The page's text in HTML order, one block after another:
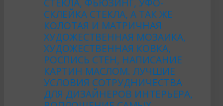
СТЕКЛА, ФЬЮЗИНГ, УФО-
СКЛЕЙКА СТЕКЛА, А ТАК ЖЕ
КОЛОТАЯ И МАТРИЧНАЯ
ХУДОЖЕСТВЕННАЯ МОЗАИКА,
ХУДОЖЕСТВЕННАЯ КОВКА,
РОСПИСЬ СТЕН, НАПИСАНИЕ
КАРТИН МАСЛОМ. ЛУЧШИЕ
УСЛОВИЯ СОТРУДНИЧЕСТВА
ДЛЯ ДИЗАЙНЕРОВ ИНТЕРЬЕРА,